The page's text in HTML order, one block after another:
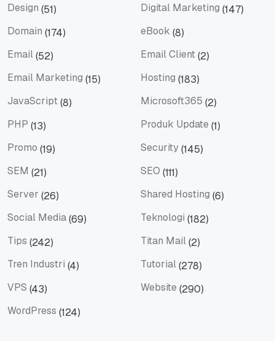
Design (51) Digital Marketing (147)
Domain (174) eBook (8)
Email(52) Email Client(2)
Email Marketing (15) Hosting (183)
JavaScript(8) Microsoft365 (2)
PHP (13) Produk Update (1)
Promo (19) Security(145)
SEM (21) SEO (111)
Server (26) Shared Hosting (6)
Social Media(69) Teknologi (182)
Tips (242) Titan Mail(2)
Tren Industri (4) Tutorial(278)
VPS (43) Website (290)
WordPress (124)